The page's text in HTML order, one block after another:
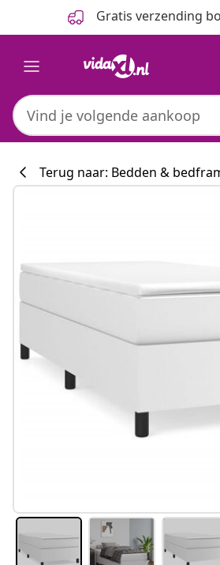
Gratis verzending
Terug naar: Bedden &